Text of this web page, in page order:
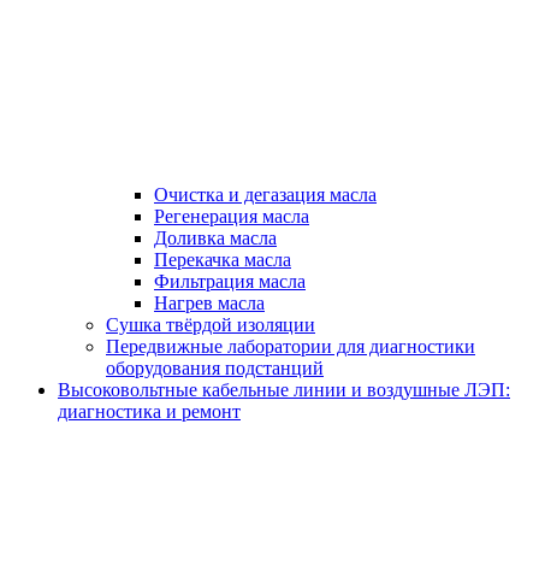
Очистка и дегазация масла
Регенерация масла
Доливка масла
Перекачка масла
Фильтрация масла
Нагрев масла
Сушка твёрдой изоляции
Передвижные лаборатории для диагностики
оборудования подстанций
Высоковольтные кабельные линии и воздушные ЛЭП:
диагностика и ремонт